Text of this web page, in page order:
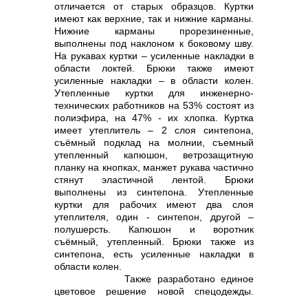
отличается от старых образцов. Куртки
имеют как верхние, так и нижние карманы.
Нижние карманы прорезиненные,
выполнены под наклоном к боковому шву.
На рукавах куртки – усиленные накладки в
области локтей. Брюки также имеют
усиленные накладки – в области колен.
Утепленные куртки для инженерно-
технических работников на 53% состоят из
полиэфира, на 47% - их хлопка. Куртка
имеет утеплитель – 2 слоя синтепона,
съёмный подклад на молнии, съемный
утепленный капюшон, ветрозащитную
планку на кнопках, манжет рукава частично
стянут эластичной лентой. Брюки
выполнены из синтепона. Утепленные
куртки для рабочих имеют два слоя
утеплителя, один - синтепон, другой –
полушерсть. Капюшон и воротник
съёмный, утепленный. Брюки также из
синтепона, есть усиленные накладки в
области колен.
Также разработано единое
цветовое решение новой спецодежды.